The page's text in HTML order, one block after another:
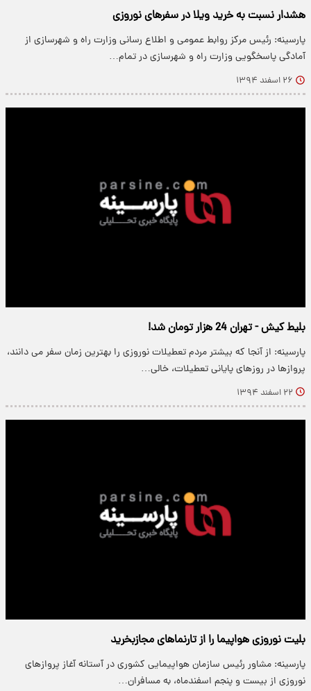
هشدار نسبت به خرید ویلا در سفرهای نوروزی
پارسینه: رئیس مرکز روابط عمومی و اطلاع رسانی وزارت راه و شهرسازی از
آمادگی پاسخگویی وزارت راه و شهرسازی در تمام…
۲۶ اسفند ۱۳۹۴
بلیط کیش - تهران 24 هزار تومان شد!
پارسینه: از آنجا که بیشتر مردم تعطیلات نوروزی را بهترین زمان سفر می دانند،
پروازها در روزهای پایانی تعطیلات، خالی…
۲۲ اسفند ۱۳۹۴
بلیت نوروزی هواپیما را از تارنماهای مجازبخرید
پارسینه: مشاور رئیس سازمان هواپیمایی کشوری در آستانه آغاز پروازهای
نوروزی از بیست و پنجم اسفندماه، به مسافران…